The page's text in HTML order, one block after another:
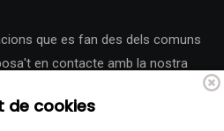
que es fan des dels comuns
en contacte amb la nostra
Premsa.
de cookies